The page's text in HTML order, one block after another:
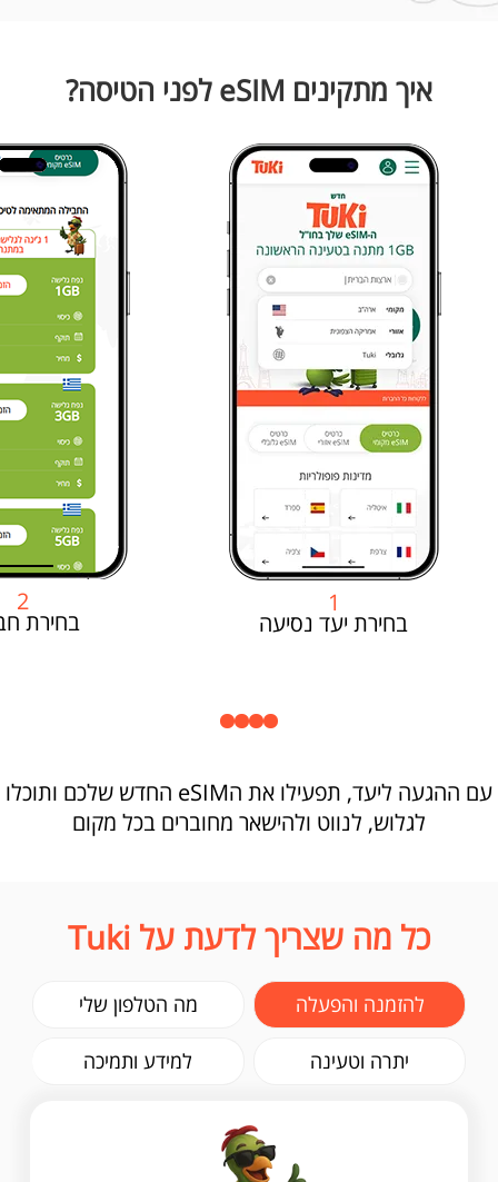
איך מתקינים eSIM לפני הטיסה?
1
בחירת יעד נסיעה
2
בחירת
עם ההגעה ליעד, תפעילו את הeSIM החדש שלכם ותוכלו
לגלוש, לנווט ולהישאר מחוברים בכל מקום
כל מה שצריך לדעת על Tuki
להזמנה והפעלה מה הטלפון שלי
יתרה וטעינה למידע ותמיכה